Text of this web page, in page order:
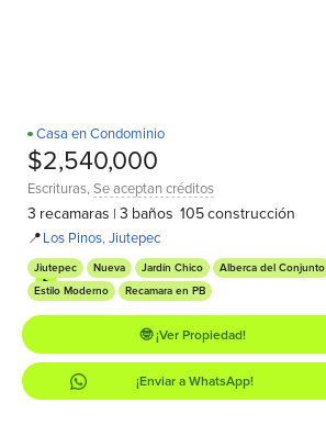
Recamara en PB
¡Estrena!
D
Casa en Condominio
$2,540,000
Escrituras,Se aceptan créditos
3 recamaras | 3 baños 105construcción
📍Los Pinos,Jiutepec
Jiutepec Nueva Jardín Chico
Alberca del Conjunto
Estilo Moderno
Recamara en PB
🤓 ¡Ver Propiedad!
¡Enviar a WhatsApp!